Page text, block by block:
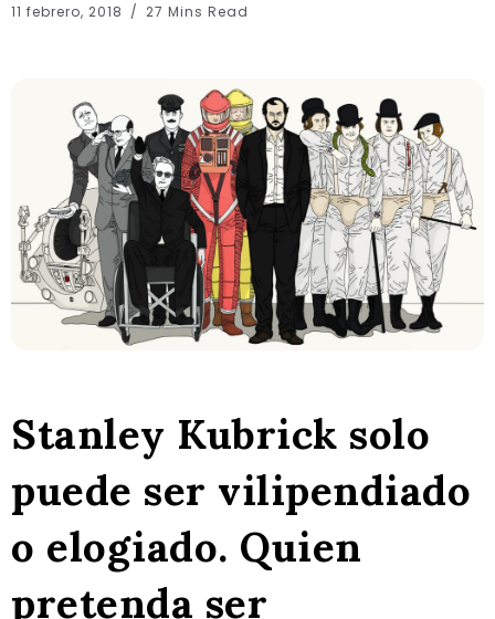
11 febrero, 2018 27 Mins Read
Stanley Kubrick solo
puede ser vilipendiado
o elogiado. Quien
pretenda ser